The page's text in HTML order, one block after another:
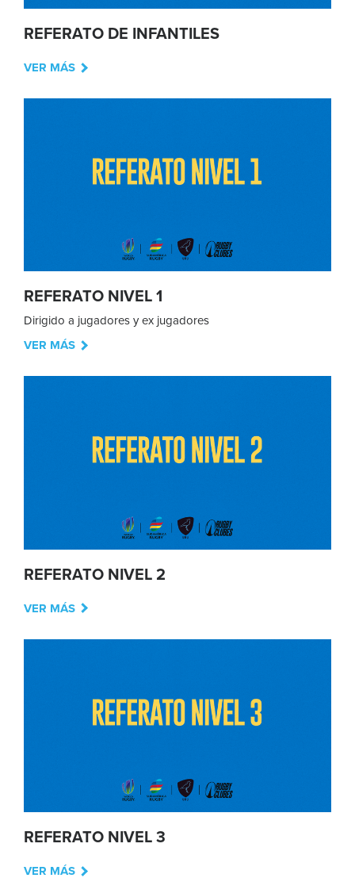
REFERATO DE INFANTILES
VER MÁS
REFERATO NIVEL 1
Dirigido a jugadores y ex jugadores
VER MÁS
REFERATO NIVEL 2
VER MÁS
REFERATO NIVEL 3
VER MÁS